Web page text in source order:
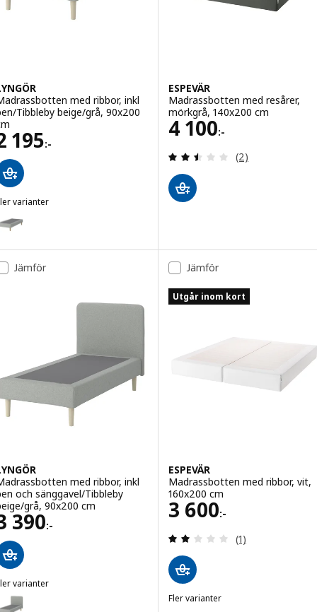
med ribbor, inkl
Tibbleby beige/grå, 90x200
195:-
2195:-
varianter
LYNGÖR, Madrassbotten med ribbor, inkl ben/Tibbleby
ESPEVÄR
Madrassbotten med resårer,
mörkgrå, 140x200 cm
4 100:-
Pris 4100:-
Recensera:
(2)
Jämför
med ribbor, inkl
och sänggavel/Tibbleby
grå, 90x200 cm
390:-
3390:-
varianter
LYNGÖR, Madrassbotten med ribbor, inkl ben och
Jämför
Utgår inom kort
ESPEVÄR
Madrassbotten med ribbor, vit,
160x200 cm
3 600:-
Pris 3600:-
Recensera: 2
(1)
Fler varianter